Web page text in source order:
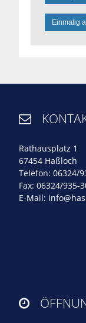
Einmalig

Rathausplatz 1
67454 Haßloch
Telefon: 06324/
Fax: 06324/935-
E-Mail:
